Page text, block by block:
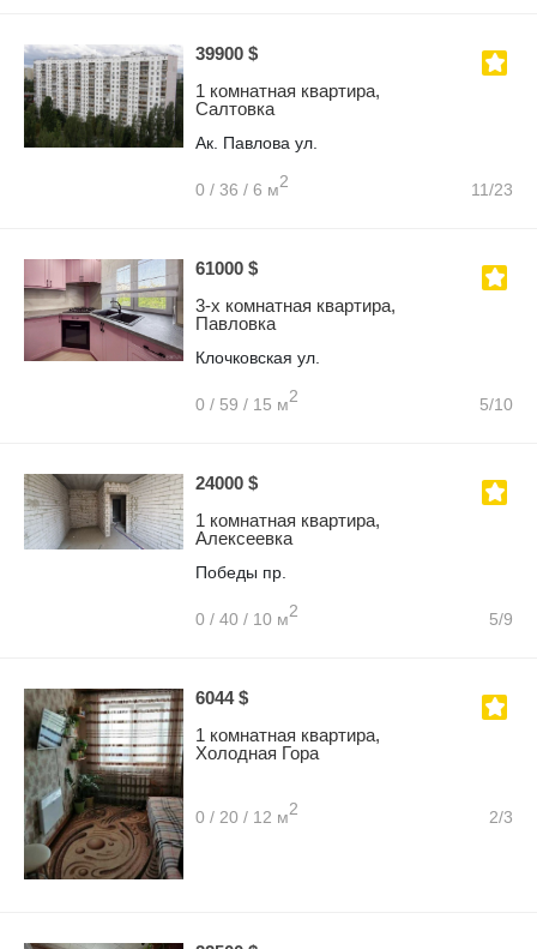
39900 $
1 комнатная квартира,
Салтовка
Ак. Павлова ул.
0 / 36 / 6 м2 11/23
61000 $
3-х комнатная квартира,
Павловка
Клочковская ул.
0 / 59 / 15 м2 5/10
24000 $
1 комнатная квартира,
Алексеевка
Победы пр.
0 / 40 / 10 м2 5/9
6044 $
1 комнатная квартира,
Холодная Гора
0 / 20 / 12 м2 2/3